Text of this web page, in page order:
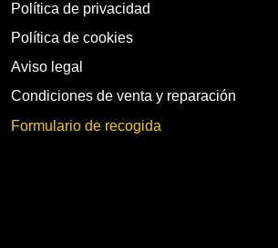
Política de privacidad
Política de cookies
Aviso legal
Condiciones de venta y reparación
Formulario de recogida